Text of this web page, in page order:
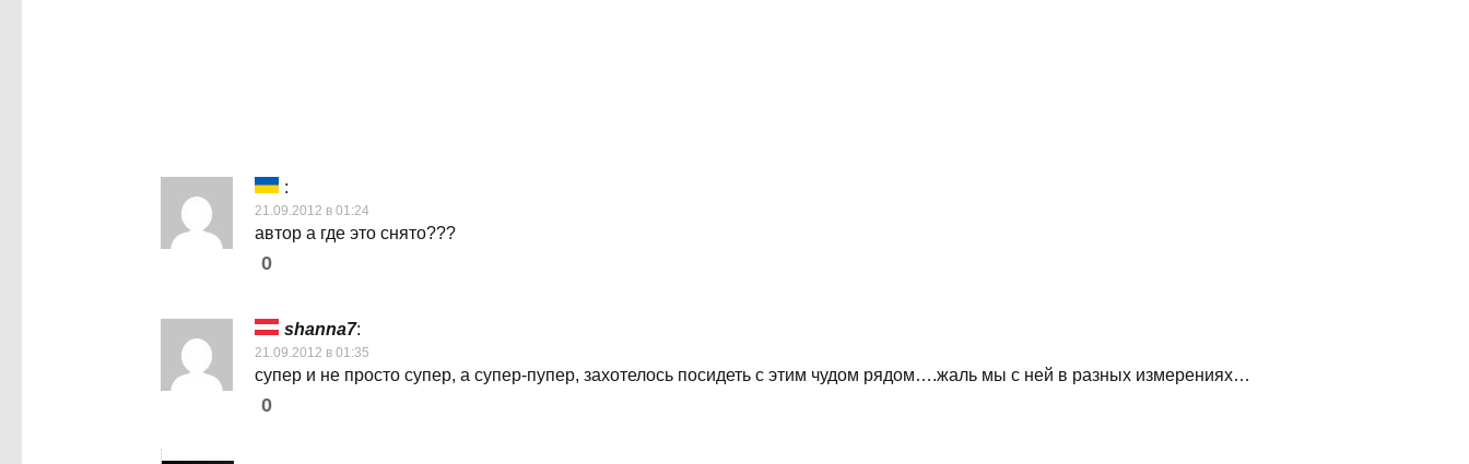
:
21.09.2012 в 01:24
автор а где это снято???
0
shanna7:
21.09.2012 в 01:35
супер и не просто супер, а супер-пупер, захотелось посидеть с этим чудом рядом….жаль мы с ней в разных измерениях…
0